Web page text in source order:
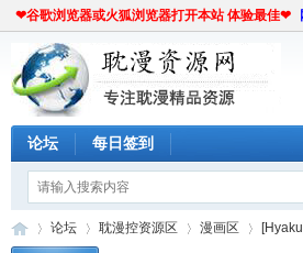
❤谷歌浏览器或火狐浏览器打开本站 体验最佳❤
论坛 每日签到
论坛 耽漫控资源区 漫画区